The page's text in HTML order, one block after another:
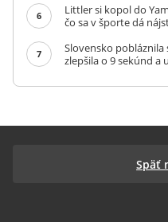
6
Littler si kopol do
čo sa v športe dá
7
Slovensko
zlepšila o 9 sekúnd a
Späť